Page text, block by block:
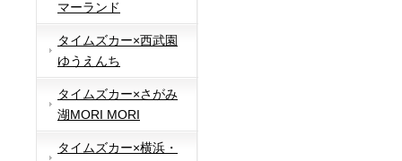
マーランド
タイムズカー×西武園
ゆうえんち
タイムズカー×さがみ
湖MORI MORI
タイムズカー×横浜・